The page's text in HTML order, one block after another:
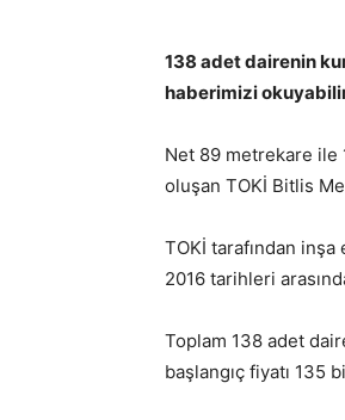
138 adet dairenin
haberimizi
Net 89 metrekare ile
oluşan TOKİ Bitlis
TOKİ tarafından
2016 tarihleri
Toplam 138 adet
başlangıç fiyatı 135